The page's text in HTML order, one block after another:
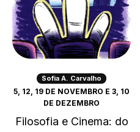
Sofia A. Carvalho
5, 12, 19 DE NOVEMBRO E 3, 10
DE DEZEMBRO
Filosofia e Cinema: do